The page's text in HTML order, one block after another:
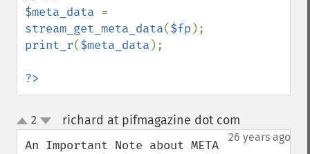
$meta_data
stream_get_meta_data($fp
print_r($meta_data );
?>
up
down
2 richard at pifmagazine dot com
26 years ago
An Important Note about META